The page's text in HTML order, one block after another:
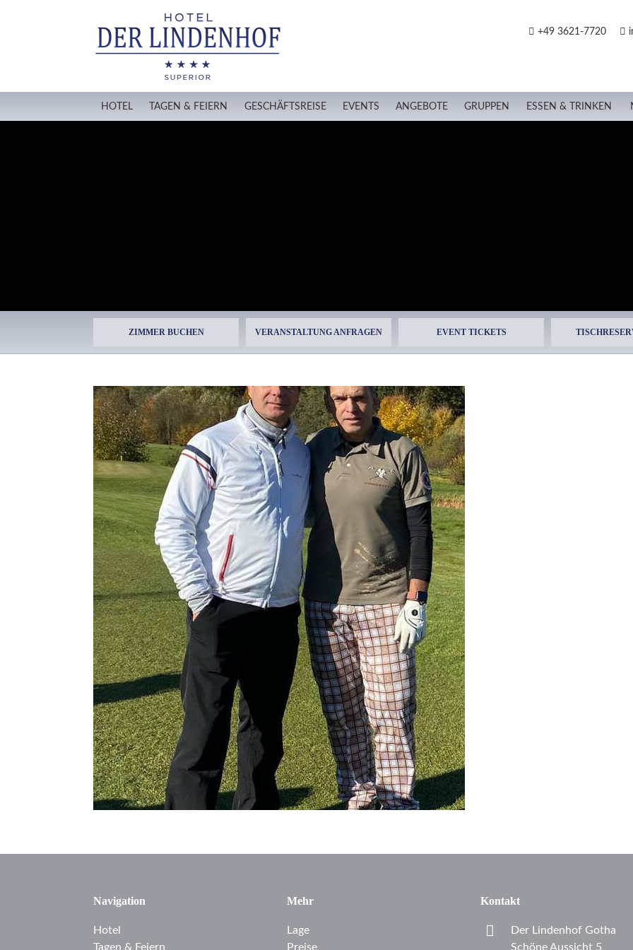
+49 3621-7720
HOTEL TAGEN & FEIERN GESCHÄFTSREISE EVENTS ANGEBOTE GRUPPEN ESSEN & TRINKEN
ZIMMER BUCHEN VERANSTALTUNG ANFRAGEN EVENT TICKETS
Navigation
Hotel
Tagen & Feiern
Mehr
Lage
Preise
Kontakt
Der Lindenhof Gotha
Schöne Aussicht 5